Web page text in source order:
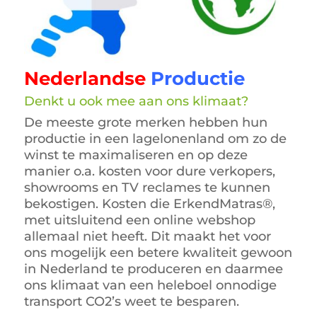
Nederlandse Productie
Denkt u ook mee aan ons klimaat?
De meeste grote merken hebben hun
productie in een lagelonenland om zo de
winst te maximaliseren en op deze
manier o.a. kosten voor dure verkopers,
showrooms en TV reclames te kunnen
bekostigen. Kosten die ErkendMatras®,
met uitsluitend een online webshop
allemaal niet heeft. Dit maakt het voor
ons mogelijk een betere kwaliteit gewoon
in Nederland te produceren en daarmee
ons klimaat van een heleboel onnodige
transport CO2’s weet te besparen.